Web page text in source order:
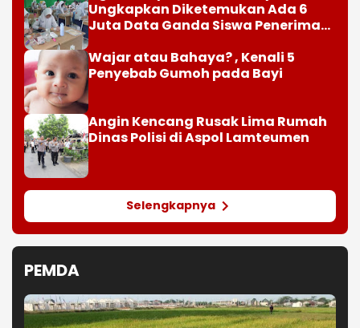
Ungkapkan Diketemukan Ada 6
Juta Data Ganda Siswa Penerima
Wajar atau Bahaya? , Kenali 5
Penyebab Gumoh pada Bayi
Angin Kencang Rusak Lima Rumah
Dinas Polisi di Aspol Lamteumen
Selengkapnya
PEMDA